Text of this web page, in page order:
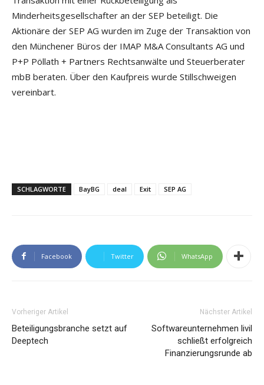
Minderheitsgesellschafter an der SEP beteiligt. Die
Aktionäre der SEP AG wurden im Zuge der Transaktion von
den Münchener Büros der IMAP M&A Consultants AG und
P+P Pöllath + Partners Rechtsanwälte und Steuerberater
mbB beraten. Über den Kaufpreis wurde Stillschweigen
vereinbart.
SCHLAGWORTE BayBG deal Exit SEP AG
Facebook Twitter WhatsApp
Vorheriger Artikel
Beteiligungsbranche setzt auf
Deeptech
Nächster Artikel
Softwareunternehmen livil
schließt erfolgreich
Finanzierungsrunde ab